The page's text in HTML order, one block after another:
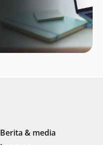
Berita & media